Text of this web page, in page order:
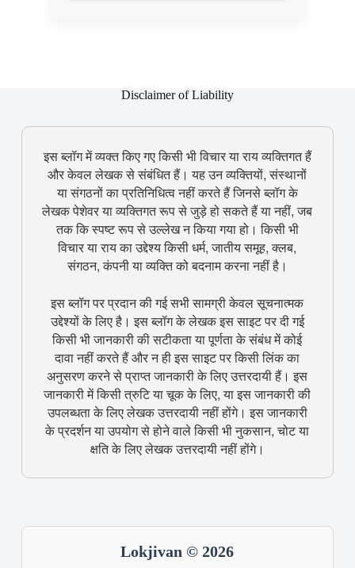
Disclaimer of Liability
इस ब्लॉग में व्यक्त किए गए किसी भी विचार या राय व्यक्तिगत हैं
और केवल लेखक से संबंधित हैं। यह उन व्यक्तियों, संस्थानों
या संगठनों का प्रतिनिधित्व नहीं करते हैं जिनसे ब्लॉग के
लेखक पेशेवर या व्यक्तिगत रूप से जुड़े हो सकते हैं या नहीं, जब
तक कि स्पष्ट रूप से उल्लेख न किया गया हो। किसी भी
विचार या राय का उद्देश्य किसी धर्म, जातीय समूह, क्लब,
संगठन, कंपनी या व्यक्ति को बदनाम करना नहीं है।
इस ब्लॉग पर प्रदान की गई सभी सामग्री केवल सूचनात्मक
उद्देश्यों के लिए है। इस ब्लॉग के लेखक इस साइट पर दी गई
किसी भी जानकारी की सटीकता या पूर्णता के संबंध में कोई
दावा नहीं करते हैं और न ही इस साइट पर किसी लिंक का
अनुसरण करने से प्राप्त जानकारी के लिए उत्तरदायी हैं। इस
जानकारी में किसी त्रुटि या चूक के लिए, या इस जानकारी की
उपलब्धता के लिए लेखक उत्तरदायी नहीं होंगे। इस जानकारी
के प्रदर्शन या उपयोग से होने वाले किसी भी नुकसान, चोट या
क्षति के लिए लेखक उत्तरदायी नहीं होंगे।
Lokjivan © 2026